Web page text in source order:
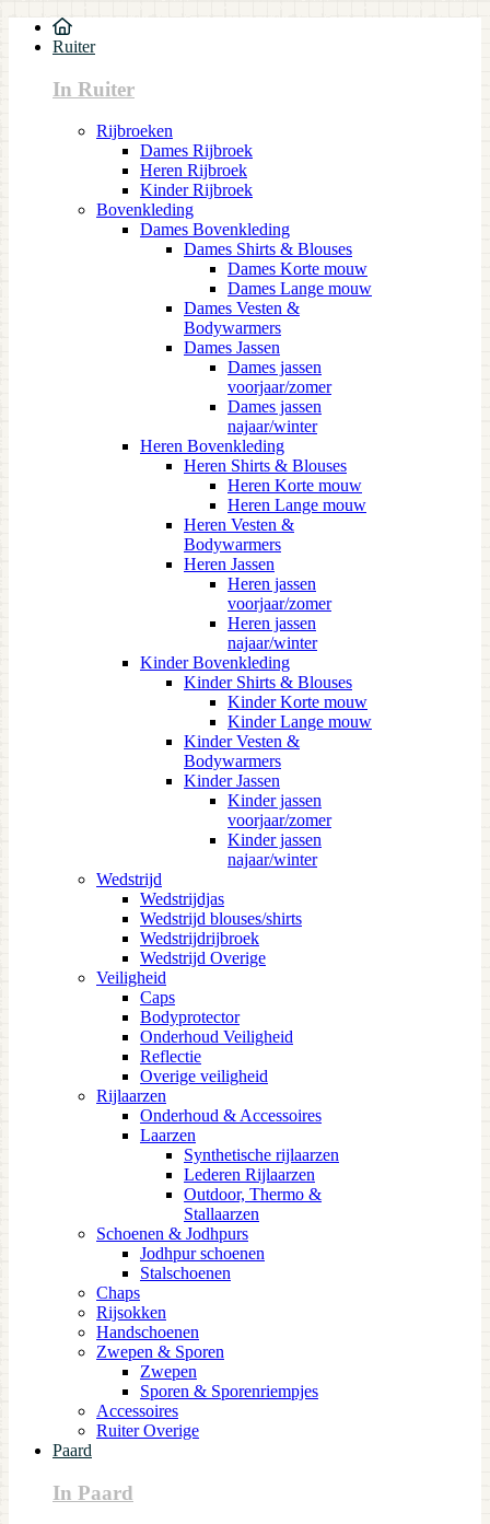
Ruiter
In Ruiter
Rijbroeken
Dames Rijbroek
Heren Rijbroek
Kinder Rijbroek
Bovenkleding
Dames Bovenkleding
Dames Shirts & Blouses
Dames Korte mouw
Dames Lange mouw
Dames Vesten &
Bodywarmers
Dames Jassen
Dames jassen
voorjaar/zomer
Dames jassen
najaar/winter
Heren Bovenkleding
Heren Shirts & Blouses
Heren Korte mouw
Heren Lange mouw
Heren Vesten &
Bodywarmers
Heren Jassen
Heren jassen
voorjaar/zomer
Heren jassen
najaar/winter
Kinder Bovenkleding
Kinder Shirts & Blouses
Kinder Korte mouw
Kinder Lange mouw
Kinder Vesten &
Bodywarmers
Kinder Jassen
Kinder jassen
voorjaar/zomer
Kinder jassen
najaar/winter
Wedstrijd
Wedstrijdjas
Wedstrijd blouses/shirts
Wedstrijdrijbroek
Wedstrijd Overige
Veiligheid
Caps
Bodyprotector
Onderhoud Veiligheid
Reflectie
Overige veiligheid
Rijlaarzen
Onderhoud & Accessoires
Laarzen
Synthetische rijlaarzen
Lederen Rijlaarzen
Outdoor, Thermo &
Stallaarzen
Schoenen & Jodhpurs
Jodhpur schoenen
Stalschoenen
Chaps
Rijsokken
Handschoenen
Zwepen & Sporen
Zwepen
Sporen & Sporenriempjes
Accessoires
Ruiter Overige
Paard
In Paard